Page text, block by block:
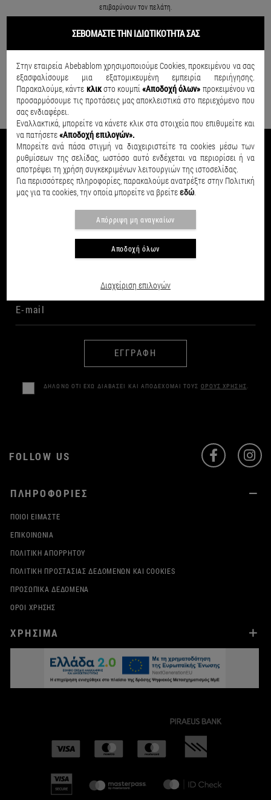
επιβαρύνουν τον πελάτη.
ΔΩΡΕΑΝ ΑΠΟΣΤΟΛΗ ΓΙΑ ΑΓΟΡΕΣ
ΑΝΩ ΤΩΝ 49€
NEWSLETTER
ΕΓΓΡΑΦΗ
ΔΗΛΩΝΩ ΟΤΙ ΕΧΩ ΔΙΑΒΑΣΕΙ ΚΑΙ ΑΠΟΔΕΧΟΜΑΙ ΤΟΥΣ ΟΡΟΥΣ ΧΡΗΣΗΣ.
FOLLOW US
ΠΛΗΡΟΦΟΡΙΕΣ
ΠΟΙΟΙ ΕΊΜΑΣΤΕ
ΕΠΙΚΟΙΝΩΝΊΑ
ΠΟΛΙΤΙΚΉ ΑΠΟΡΡΉΤΟΥ
ΠΟΛΙΤΙΚΉ ΠΡΟΣΤΑΣΊΑΣ ΔΕΔΟΜΈΝΩΝ ΚΑΙ COOKIES
ΠΡΟΣΩΠΙΚΆ ΔΕΔΟΜΈΝΑ
ΌΡΟΙ ΧΡΉΣΗΣ
ΧΡΗΣΙΜΑ
ΣΕΒΟΜΑΣΤΕ ΤΗΝ ΙΔΙΩΤΙΚΟΤΗΤΑ ΣΑΣ
Στην εταιρεία Abebablom χρησιμοποιούμε Cookies, προκειμένου να σας
εξασφαλίσουμε μια εξατομικευμένη εμπειρία περιήγησης.
Παρακαλούμε, κάντε κλικστο κουμπί«Αποδοχή όλων» προκειμένου να
προσαρμόσουμε τις προτάσεις μας αποκλειστικά στο περιεχόμενο που
σας ενδιαφέρει.
Εναλλακτικά, μπορείτε να κάνετε κλικ στα στοιχεία που επιθυμείτε και
να πατήσετε«Αποδοχή επιλογών».
Μπορείτε ανά πάσα στιγμή να διαχειριστείτε τα cookies μέσω των
ρυθμίσεων της σελίδας, ωστόσο αυτό ενδέχεται να περιορίσει ή να
αποτρέψει τη χρήση συγκεκριμένων λειτουργιών της ιστοσελίδας.
Για περισσότερες πληροφορίες, παρακαλούμε ανατρέξτε στην Πολιτική
μας για τα cookies, την οποία μπορείτε να βρείτεεδώ.
Απόρριψη μη αναγκαίων
Αποδοχή όλων
Διαχείριση επιλογών